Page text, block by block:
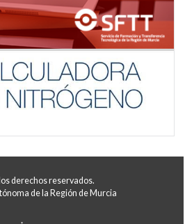
derechos reservados.
de la Región de Murcia